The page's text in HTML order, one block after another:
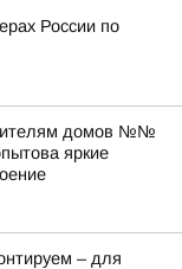
России по
домов №№
яркие
– для